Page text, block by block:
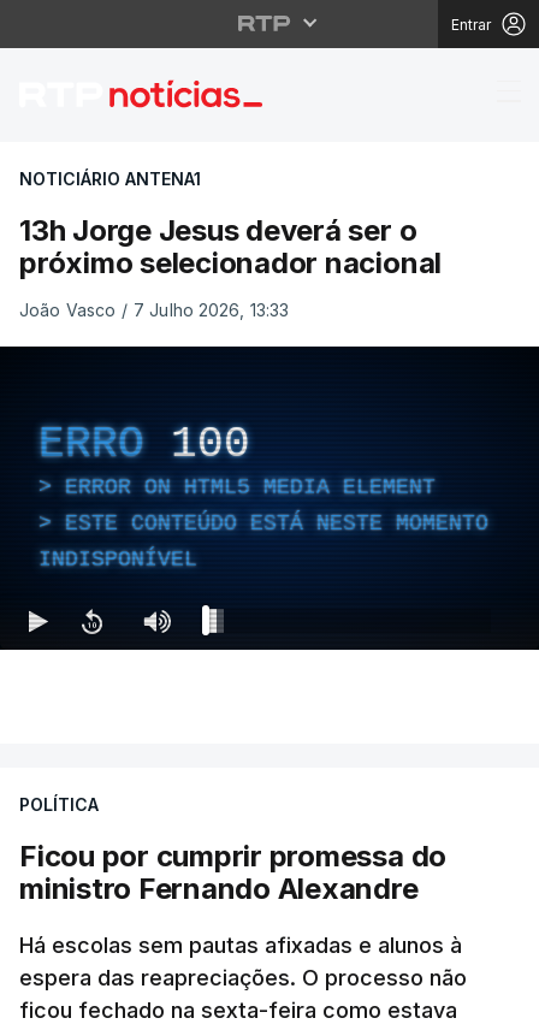
Entrar
13h Jorge Jesus
NOTICIÁRIO ANTENA1
13h Jorge Jesus deverá ser o
próximo selecionador nacional
João Vasco / 7 Julho 2026, 13:33
ERRO 100
ERROR ON HTML5 MEDIA ELEMENT
ESTE CONTEÚDO ESTÁ NESTE MOMENTO
INDISPONÍVEL
POLÍTICA
Ficou por cumprir promessa do
ministro Fernando Alexandre
Há escolas sem pautas afixadas e alunos à
espera das reapreciações. O processo não
ficou fechado na sexta-feira como estava